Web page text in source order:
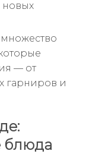
новых
— от
гарниров и
блюда